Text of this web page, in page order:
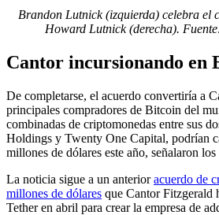
Brandon Lutnick (izquierda) celebra el
Howard Lutnick (derecha).
Cantor incursionando en
De completarse, el acuerdo convertiría a
principales compradores de Bitcoin del
combinadas de criptomonedas entre sus
Holdings y Twenty One Capital, podrían
millones de dólares este año, señalaron
La noticia sigue a un anterioracuerdo de
millones de dólares que Cantor Fitzgerald
Tether en abril para crear la empresa de